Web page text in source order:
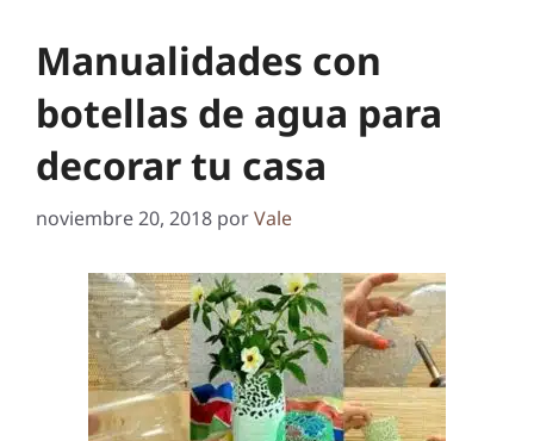
Manualidades con
botellas de agua para
decorar tu casa
noviembre 20, 2018 porVale